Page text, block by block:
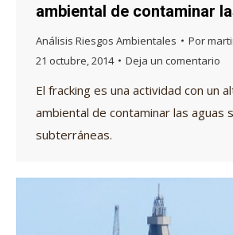
ambiental de contaminar
Análisis Riesgos Ambientales Por
21 octubre, 2014
Deja un comentario
El fracking es una actividad con un
ambiental de contaminar las aguas
subterráneas.